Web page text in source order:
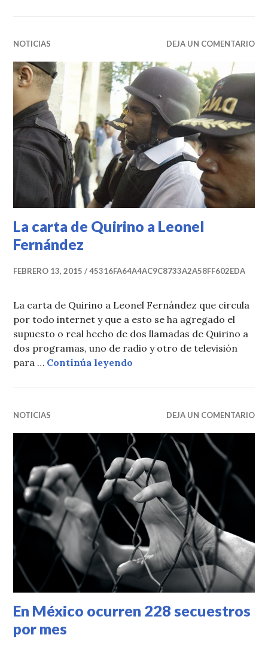
NOTICIAS DEJA UN COMENTARIO
La carta de Quirino a Leonel
Fernández
FEBRERO 13, 2015 45316FA64A4AC9C8733A2A58FF602EDA
La carta de Quirino a Leonel Fernández que circula
por todo internet y que a esto se ha agregado el
supuesto o real hecho de dos llamadas de Quirino a
dos programas, uno de radio y otro de televisión
para … Continúa leyendo
NOTICIAS DEJA UN COMENTARIO
En México ocurren 228 secuestros
por mes